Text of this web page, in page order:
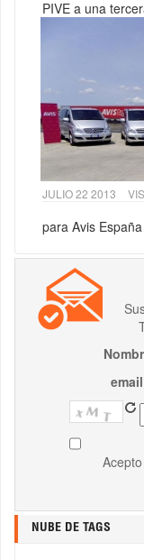
PIVE a una
JULIO 22 2013
para Avis España
email
NUBE DE TAGS